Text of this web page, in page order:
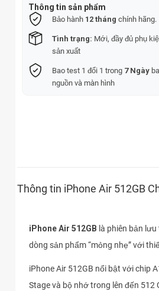
Thông tin sản phẩm
Bảo hành12 tháng chính hãng.
Tình trạng: Mới, đầy đủ phụ
sản xuất
Bao test 1 đổi 1 trong 7 Ngày
nguồn và màn hình
Thông tin iPhone Air 512GB
iPhone Air 512GB là phiên bản
dòng sản phẩm “mỏng nhẹ” với
iPhone Air 512GB nổi bật với chip
Stage và bộ nhớ trong lên đến 512